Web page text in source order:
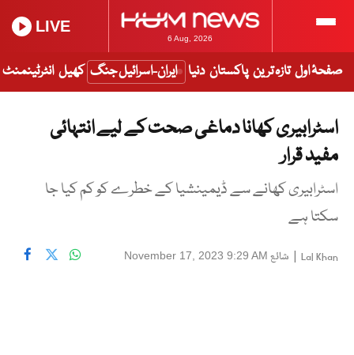
6 Aug, 2026
LIVE
صفحۂ اول تازہ ترین پاکستان دنیا ایران-اسرائیل جنگ کھیل انٹرٹینمنٹ
اسٹرابیری کھانا دماغی صحت کے لیے انتہائی
مفید قرار
اسٹرابیری کھانے سے ڈیمینشیا کے خطرے کو کم کیا جا
سکتا ہے
Lal Khan
| شائع November 17, 2023 9:29 AM